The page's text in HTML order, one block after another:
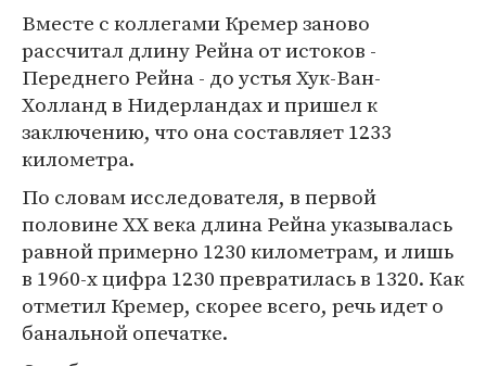
Вместе с коллегами Кремер заново
рассчитал длину Рейна от истоков -
Переднего Рейна - до устья Хук-Ван-
Холланд в Нидерландах и пришел к
заключению, что она составляет 1233
километра.
По словам исследователя, в первой
половине XX века длина Рейна указывалась
равной примерно 1230 километрам, и лишь
в 1960-х цифра 1230 превратилась в 1320. Как
отметил Кремер, скорее всего, речь идет о
банальной опечатке.